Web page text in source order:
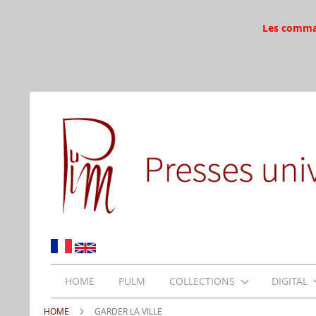
Les
HOME PULM COLLECTIONS DIGITAL
HOME GARDER LA VILLE